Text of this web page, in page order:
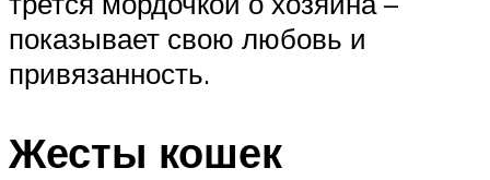
показывает свою любовь и
привязанность.
Жесты кошек